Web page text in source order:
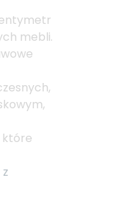
mebli.
które